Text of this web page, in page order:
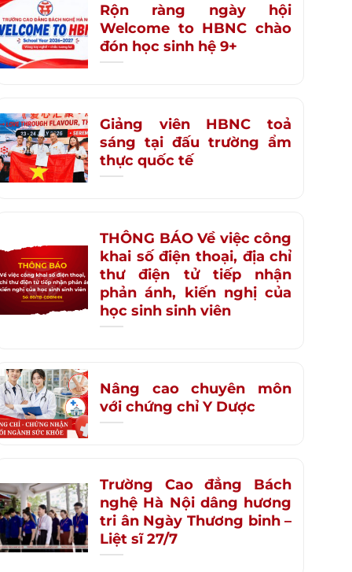
Rộn ràng ngày hội
Welcome to HBNC chào
đón học sinh hệ 9+
Giảng viên HBNC toả
sáng tại đấu trường ẩm
thực quốc tế
THÔNG BÁO Về việc công
khai số điện thoại, địa chỉ
thư điện tử tiếp nhận
phản ánh, kiến nghị của
học sinh sinh viên
Nâng cao chuyên môn
với chứng chỉ Y Dược
Trường Cao đẳng Bách
nghệ Hà Nội dâng hương
tri ân Ngày Thương binh –
Liệt sĩ 27/7